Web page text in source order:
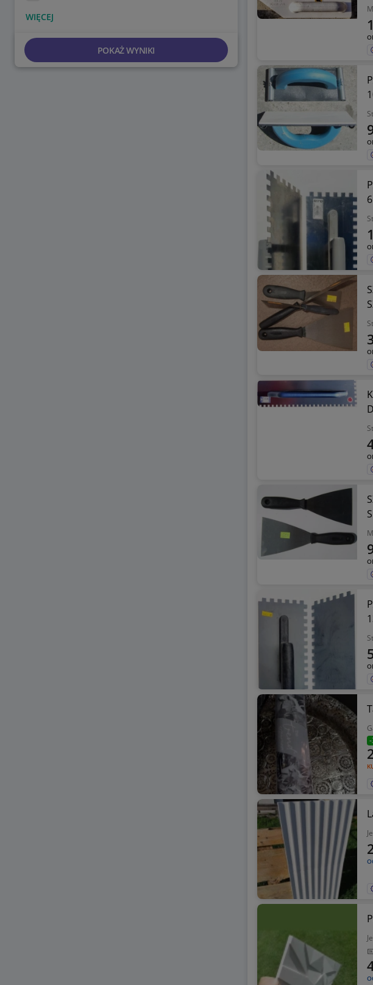
POKAŻ WYNIKI